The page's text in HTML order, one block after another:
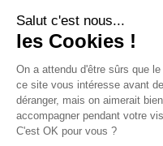
Partenaires
Confiserie Foraine
GDB Distribution
Facebook
Visitez ShopMania